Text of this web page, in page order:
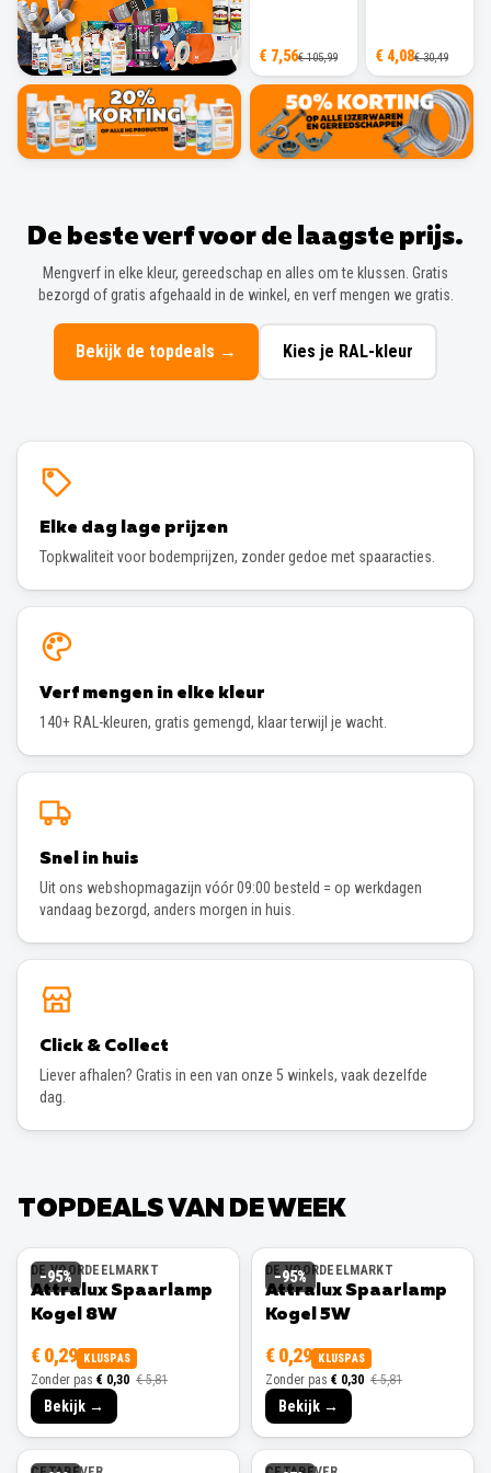
€ 7,56€ 105,99 € 4,08€ 30,49
De beste verf voor de laagste prijs.
Mengverf in elke kleur, gereedschap en alles om te klussen. Gratis
bezorgd of gratis afgehaald in de winkel, en verf mengen we gratis.
Bekijk de topdeals → Kies je RAL-kleur
Elke dag lage prijzen
Topkwaliteit voor bodemprijzen, zonder gedoe met spaaracties.
Verf mengen in elke kleur
140+ RAL-kleuren, gratis gemengd, klaar terwijl je wacht.
Snel in huis
Uit ons webshopmagazijn vóór 09:00 besteld = op werkdagen
vandaag bezorgd, anders morgen in huis.
Click & Collect
Liever afhalen? Gratis in een van onze 5 winkels, vaak dezelfde
dag.
TOPDEALS VAN DE WEEK
−95%
DE VOORDEELMARKT
Attralux Spaarlamp
Kogel 8W
€ 0,29 KLUSPAS
Zonder pas € 0,30 € 5,81
Bekijk →
−95%
DE VOORDEELMARKT
Attralux Spaarlamp
Kogel 5W
€ 0,29 KLUSPAS
Zonder pas € 0,30 € 5,81
Bekijk →